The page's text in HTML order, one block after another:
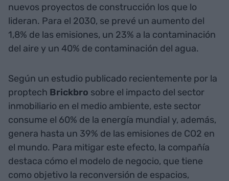
nuevos proyectos de construcción los que lo
lideran. Para el 2030, se prevé un aumento del
1,8% de las emisiones, un 23% a la contaminación
del aire y un 40% de contaminación del agua.
Según un estudio publicado recientemente por la
proptech Brickbro sobre el impacto del sector
inmobiliario en el medio ambiente, este sector
consume el 60% de la energía mundial y, además,
genera hasta un 39% de las emisiones de CO2 en
el mundo. Para mitigar este efecto, la compañía
destaca cómo el modelo de negocio, que tiene
como objetivo la reconversión de espacios,